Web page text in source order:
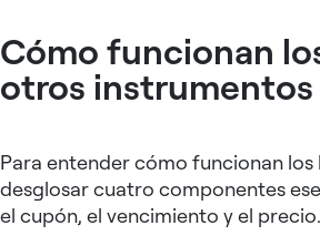
Cómo funcionan
otros instrumentos
Para entender cómo funcionan los
desglosar cuatro componentes
el cupón, el vencimiento y el precio.